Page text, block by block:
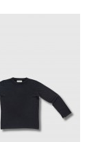
la fibre. Les
fonction de